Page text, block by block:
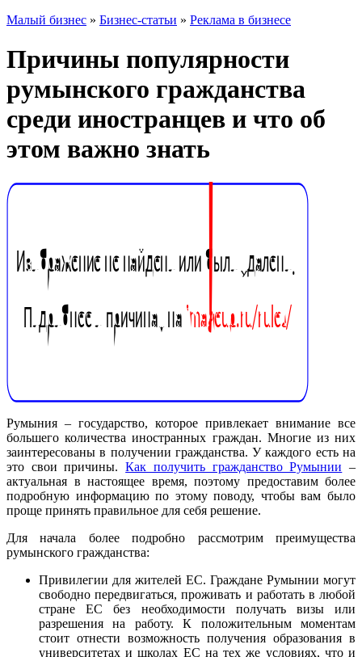
Малый бизнес » Бизнес-статьи » Реклама в бизнесе
Причины популярности
румынского гражданства
среди иностранцев и что об
этом важно знать
Румыния – государство, которое привлекает внимание все
большего количества иностранных граждан. Многие из них
заинтересованы в получении гражданства. У каждого есть на
это свои причины.Как получить гражданство Румынии –
актуальная в настоящее время, поэтому предоставим более
подробную информацию по этому поводу, чтобы вам было
проще принять правильное для себя решение.
Для начала более подробно рассмотрим преимущества
румынского гражданства:
Привилегии для жителей ЕС. Граждане Румынии могут
свободно передвигаться, проживать и работать в любой
стране ЕС без необходимости получать визы или
разрешения на работу. К положительным моментам
стоит отнести возможность получения образования в
университетах и школах ЕС на тех же условиях, что и